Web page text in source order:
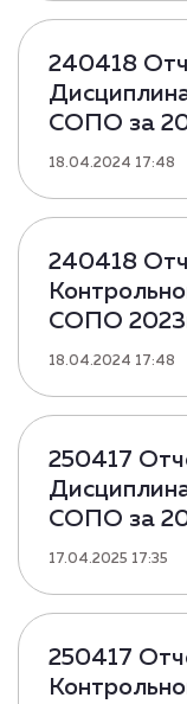
240418
СОПО за
18.04.2024 17:48
240418
СОПО
18.04.2024 17:48
250417
СОПО за
17.04.2025 17:35
250417